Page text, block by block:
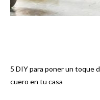
Navegación
5 DIY para poner un toque
cuero en tu casa